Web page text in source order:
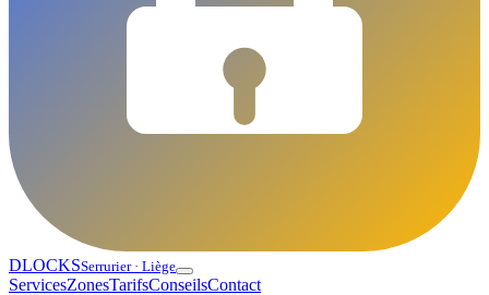
DLOCKSSerrurier · Liège
ServicesZonesTarifsConseilsContact